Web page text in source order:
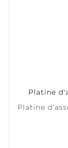
Platine
Platine